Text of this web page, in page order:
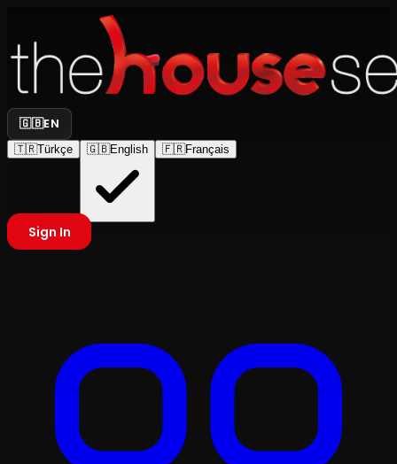
🇬🇧EN
🇹🇷Türkçe 🇬🇧English 🇫🇷Français
Sign In